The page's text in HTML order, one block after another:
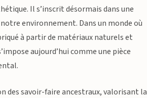
Il s’inscrit désormais dans une
environnement. Dans un monde où
à partir de matériaux naturels et
aujourd’hui comme une pièce
des savoir-faire ancestraux, valorisant la